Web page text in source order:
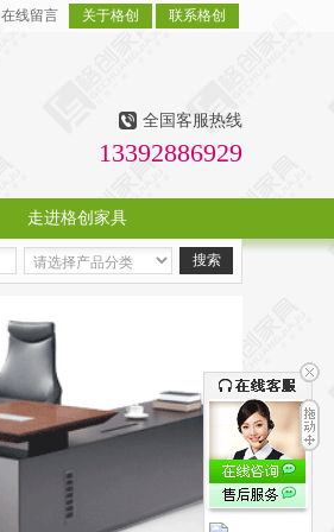
在线留言 关于格创 联系格创
全国客服热线
13392886929
走进格创家具